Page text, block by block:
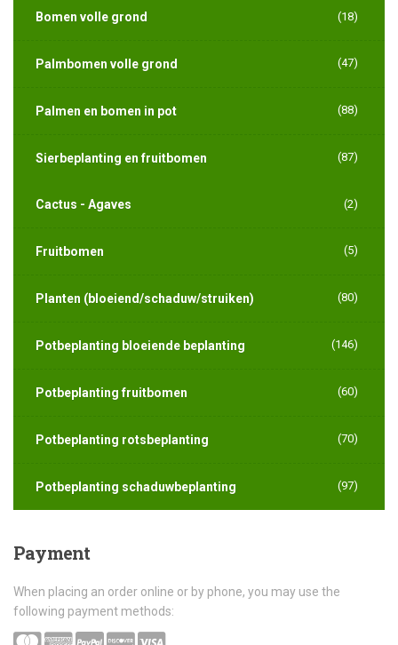
Bomen volle grond (18)
Palmbomen volle grond (47)
Palmen en bomen in pot (88)
Sierbeplanting en fruitbomen (87)
Cactus - Agaves (2)
Fruitbomen (5)
Planten (bloeiend/schaduw/struiken) (80)
Potbeplanting bloeiende beplanting (146)
Potbeplanting fruitbomen (60)
Potbeplanting rotsbeplanting (70)
Potbeplanting schaduwbeplanting (97)
Payment
When placing an order online or by phone, you may use the
following payment methods: